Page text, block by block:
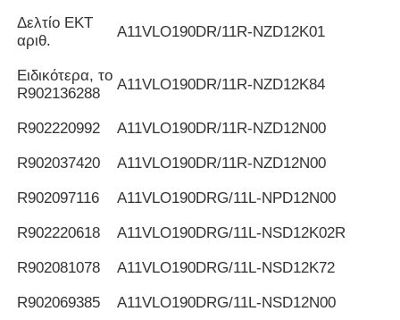
Δελτίο ΕΚΤ
αριθ.
Α11VLO190DR/11R-NZD12K01
Ειδικότερα, το
R902136288
Α11VLO190DR/11R-NZD12K84
R902220992 Α11VLO190DR/11R-NZD12N00
R902037420 Α11VLO190DR/11R-NZD12N00
R902097116 Α11VLO190DRG/11L-NPD12N00
R902220618 Α11VLO190DRG/11L-NSD12K02R
R902081078 Α11VLO190DRG/11L-NSD12K72
R902069385 Α11VLO190DRG/11L-NSD12N00